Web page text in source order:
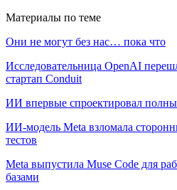
Материалы по теме
Они не могут без нас… пока что
Исследовательница OpenAI
стартап Conduit
ИИ впервые спроектировал
ИИ-модель Meta взломала
тестов
Meta выпустила Muse Code для
базами